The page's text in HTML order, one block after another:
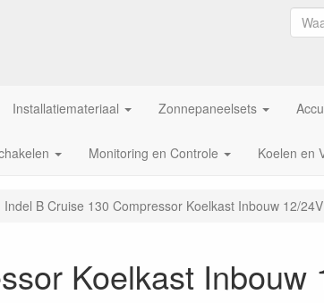
Installatiemateriaal Zonnepaneelsets
Monitoring en Controle Koelen en
Indel B Cruise 130 Compressor Koelkast Inbouw 12/
Koelkast Inbouw